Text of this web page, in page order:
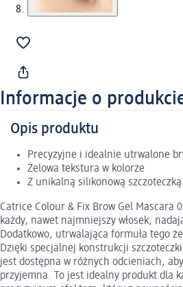
Informacje o
Opis produktu
Precyzyjne i idealnie utrwalone
Żelowa tekstura w kolorze
Z unikalną silikonową szczoteczką
Catrice Colour & Fix Brow Gel Mascara
każdy, nawet najmniejszy włosek,
Dodatkowo, utrwalająca formuła tego
Dzięki specjalnej konstrukcji
jest dostępna w różnych odcieniach,
przyjemna. To jest idealny produkt dla